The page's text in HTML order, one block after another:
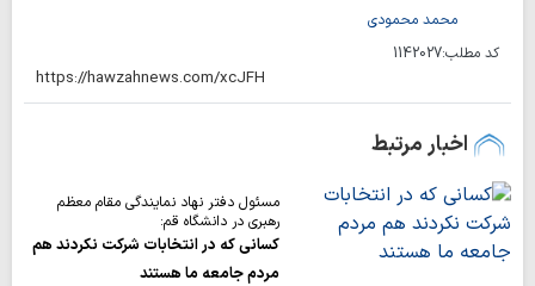
محمد محمودی
کد مطلب:1142027
اخبار مرتبط
مسئول دفتر نهاد نمایندگی مقام معظم
رهبری در دانشگاه قم:
کسانی که در انتخابات شرکت نکردند هم
مردم جامعه ما هستند